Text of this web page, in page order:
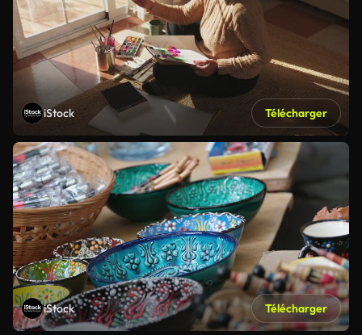
iStock Télécharger
iStock Télécharger